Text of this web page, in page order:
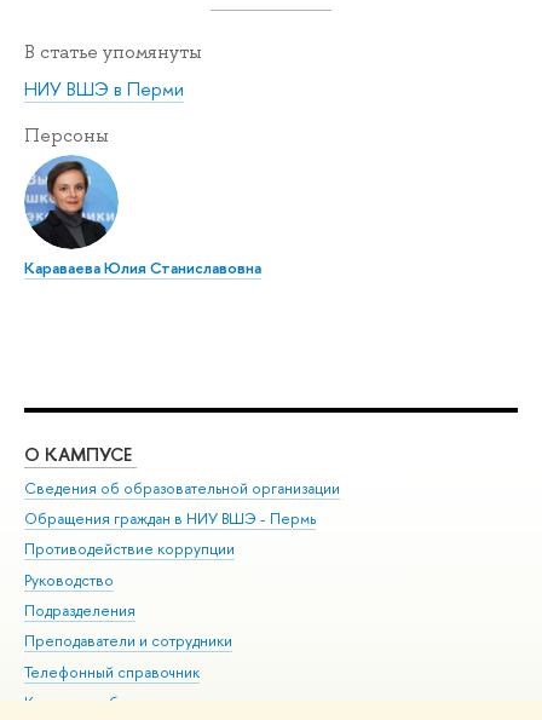
В статье упомянуты
НИУ ВШЭ в Перми
Персоны
Караваева Юлия Станиславовна
О КАМПУСЕ
Сведения об образовательной организации
Обращения граждан в НИУ ВШЭ - Пермь
Противодействие коррупции
Руководство
Подразделения
Преподаватели и сотрудники
Телефонный справочник
Корпуса и общежития